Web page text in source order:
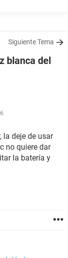
Siguiente Tema
blanca del
la deje de usar
no quiere dar
la batería y